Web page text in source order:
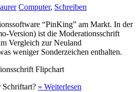
Computer, Schreiben
“PinKing” am Markt. In der
Version) ist die Moderationsschrift
Vergleich zur Neuland
weniger Sonderzeichen enthalten.
Schriftart? » Weiterlesen